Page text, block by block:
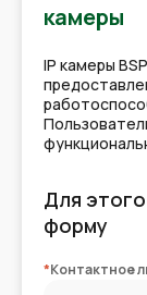
камеры
IP камеры
Для
форму
*Контактное